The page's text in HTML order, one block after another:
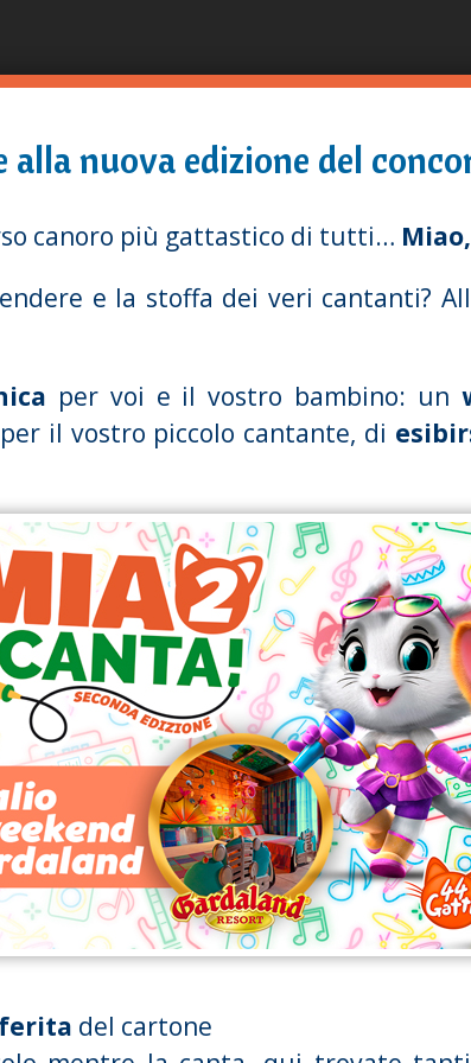
Inhalt
alla nuova edizione del
canoro più gattastico di tutti…
e la stoffa dei veri cantanti?
per voi e il vostro bambino: un
il vostro piccolo cantante, di
del cartone